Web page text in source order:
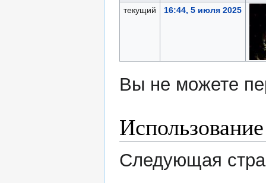
текущий
16:44, 5 июля 2025
Вы не можете
Следующая